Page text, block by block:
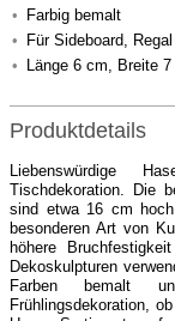
Farbig bemalt
Für Sideboard,
Länge 6 cm, Breite
Produktdetails
Liebenswürdige
Tischdekoration. Die
sind etwa 16 cm
besonderen Art von
höhere
Dekoskulpturen
Farben bemalt
Frühlingsdekoration,